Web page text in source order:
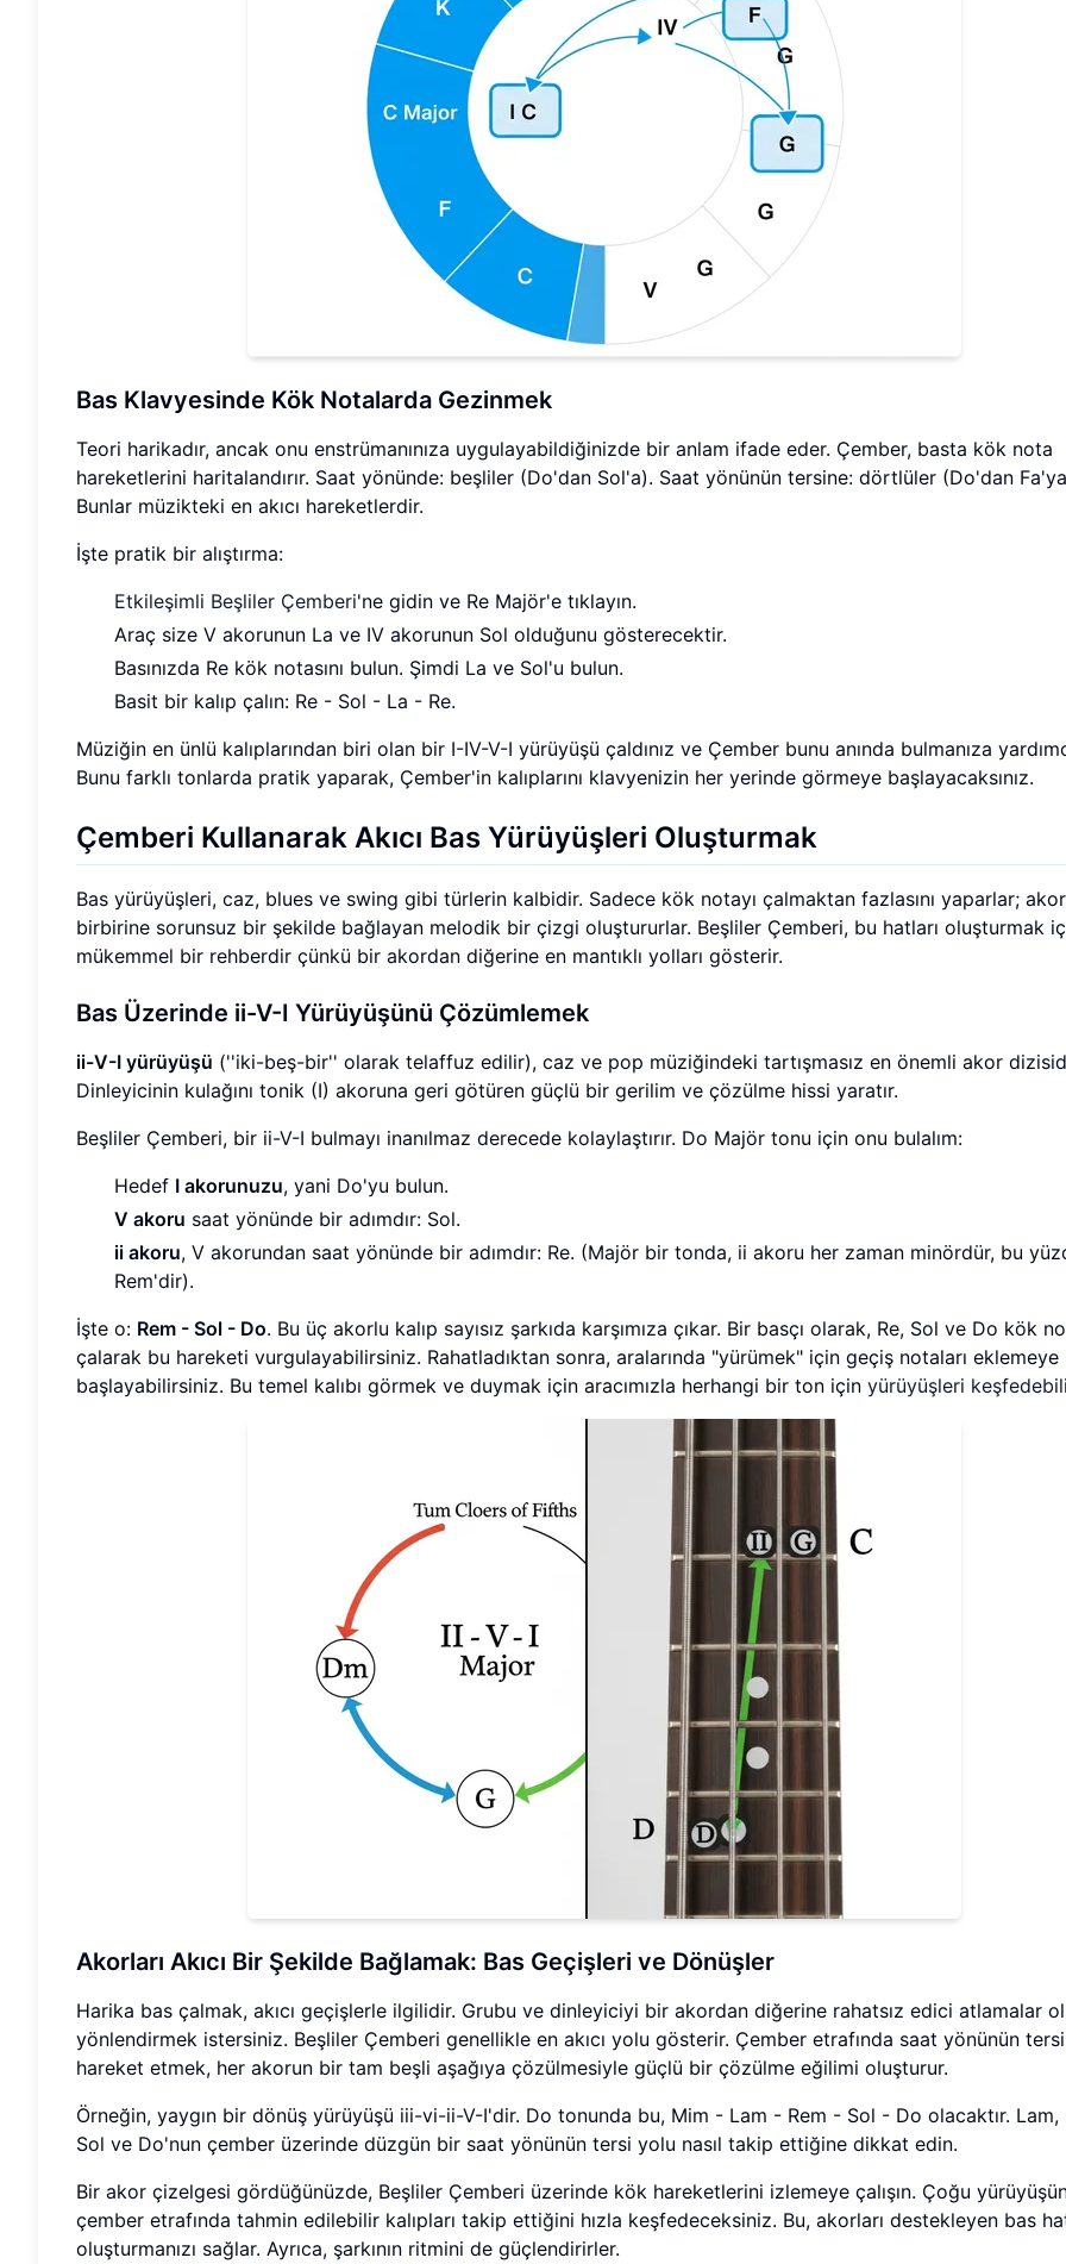
Bas Klavyesinde Kök Notalarda Gezinmek
Teori harikadır, ancak onu enstrümanınıza uygulayabildiğinizde bir anlam ifade eder. Çember, basta kök nota
hareketlerini haritalandırır. Saat yönünde: beşliler (Do'dan Sol'a). Saat yönünün tersine: dörtlüler (Do'dan
Bunlar müzikteki en akıcı hareketlerdir.
İşte pratik bir alıştırma:
Etkileşimli Beşliler Çemberi'ne gidin ve Re Majör'e tıklayın.
Araç size V akorunun La ve IV akorunun Sol olduğunu gösterecektir.
Basınızda Re kök notasını bulun. Şimdi La ve Sol'u bulun.
Basit bir kalıp çalın: Re - Sol - La - Re.
Müziğin en ünlü kalıplarından biri olan bir I-IV-V-I yürüyüşü çaldınız ve Çember bunu anında bulmanıza
Bunu farklı tonlarda pratik yaparak, Çember'in kalıplarını klavyenizin her yerinde görmeye başlayacaksınız.
Çemberi Kullanarak Akıcı Bas Yürüyüşleri Oluşturmak
Bas yürüyüşleri, caz, blues ve swing gibi türlerin kalbidir. Sadece kök notayı çalmaktan fazlasını yaparlar;
birbirine sorunsuz bir şekilde bağlayan melodik bir çizgi oluştururlar. Beşliler Çemberi, bu hatları oluşturmak
mükemmel bir rehberdir çünkü bir akordan diğerine en mantıklı yolları gösterir.
Bas Üzerinde ii-V-I Yürüyüşünü Çözümlemek
ii-V-I yürüyüşü (''iki-beş-bir'' olarak telaffuz edilir), caz ve pop müziğindeki tartışmasız en önemli akor
Dinleyicinin kulağını tonik (I) akoruna geri götüren güçlü bir gerilim ve çözülme hissi yaratır.
Beşliler Çemberi, bir ii-V-I bulmayı inanılmaz derecede kolaylaştırır. Do Majör tonu için onu bulalım:
Hedef I akorunuzu, yani Do'yu bulun.
V akoru saat yönünde bir adımdır: Sol.
ii akoru, V akorundan saat yönünde bir adımdır: Re. (Majör bir tonda, ii akoru her zaman minördür, bu
Rem'dir).
İşte o: Rem - Sol - Do. Bu üç akorlu kalıp sayısız şarkıda karşımıza çıkar. Bir basçı olarak, Re, Sol ve Do kök
çalarak bu hareketi vurgulayabilirsiniz. Rahatladıktan sonra, aralarında "yürümek" için geçiş notaları eklemeye
başlayabilirsiniz. Bu temel kalıbı görmek ve duymak için aracımızla herhangi bir ton için yürüyüşleri
Akorları Akıcı Bir Şekilde Bağlamak: Bas Geçişleri ve Dönüşler
Harika bas çalmak, akıcı geçişlerle ilgilidir. Grubu ve dinleyiciyi bir akordan diğerine rahatsız edici atlamalar
yönlendirmek istersiniz. Beşliler Çemberi genellikle en akıcı yolu gösterir. Çember etrafında saat yönünün
hareket etmek, her akorun bir tam beşli aşağıya çözülmesiyle güçlü bir çözülme eğilimi oluşturur.
Örneğin, yaygın bir dönüş yürüyüşü iii-vi-ii-V-I'dir. Do tonunda bu, Mim - Lam - Rem - Sol - Do olacaktır. Lam,
Sol ve Do'nun çember üzerinde düzgün bir saat yönünün tersi yolu nasıl takip ettiğine dikkat edin.
Bir akor çizelgesi gördüğünüzde, Beşliler Çemberi üzerinde kök hareketlerini izlemeye çalışın. Çoğu
çember etrafında tahmin edilebilir kalıpları takip ettiğini hızla keşfedeceksiniz. Bu, akorları destekleyen bas
oluşturmanızı sağlar. Ayrıca, şarkının ritmini de güçlendirirler.